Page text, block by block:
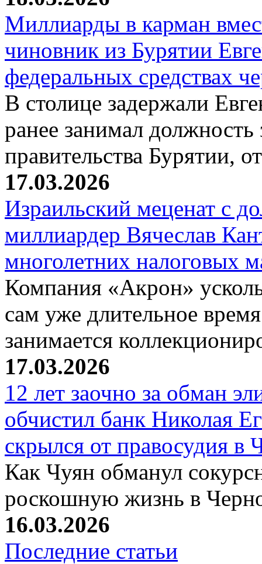
Миллиарды в карман
чиновник из Бурятии
федеральных средствах
В столице задержали
ранее занимал должность
правительства Бурятии,
17.03.2026
Израильский меценат с
миллиардер Вячеслав
многолетних налоговых
Компания «Акрон»
сам уже длительное
занимается
17.03.2026
12 лет заочно за обман
обчистил банк Николая
скрылся от правосудия в
Как Чуян обманул
роскошную жизнь в
16.03.2026
Последние статьи